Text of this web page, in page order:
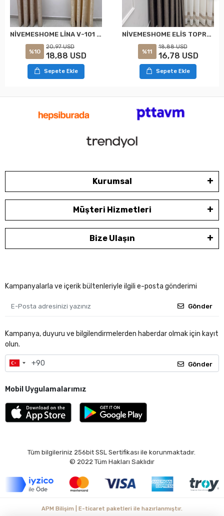
NİVEMESHOME LİNA V-101 KREM 1/3 PİLELİ FON PERDE
%10
20,97 USD
18,88 USD
Sepete Ekle
NİVEMESHOME ELİS TOPRAK FON PERDE 1/3 SIK PİLELİ PERDE APM
%11
18,88 USD
16,78 USD
Sepete Ekle
Kurumsal
Müşteri Hizmetleri
Bize Ulaşın
Kampanyalarla ve içerik bültenleriyle ilgili e-posta gönderimi
Gönder
Kampanya, duyuru ve bilgilendirmelerden haberdar olmak için kayıt
olun.
Gönder
Mobil Uygulamalarımız
Tüm bilgileriniz 256bit SSL Sertifikası ile korunmaktadır.
© 2022 Tüm Hakları Saklıdır
APM Bilişim | E-ticaret paketleri ile hazırlanmıştır.